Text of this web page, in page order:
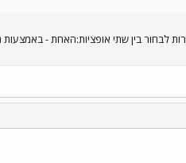
בין שתי אופציות:האחת - באמצעות